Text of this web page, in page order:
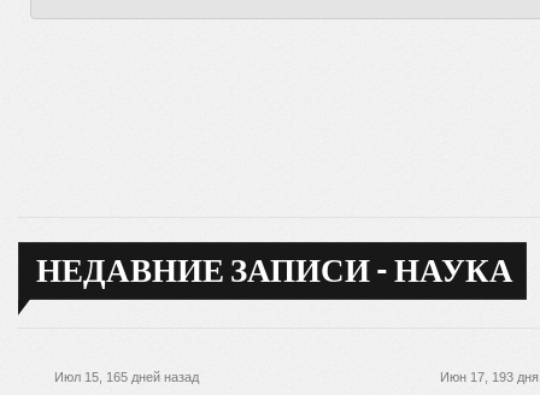
НЕДАВНИЕ ЗАПИСИ - НАУКА
Июл 15, 165 дней назад Июн 17, 193 дня